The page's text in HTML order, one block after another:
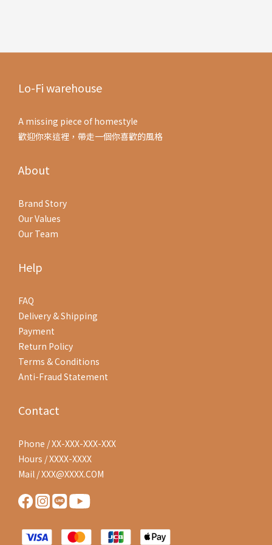
Lo-Fi warehouse
A missing piece of homestyle
歡迎你來這裡，帶走一個你喜歡的風格
About
Brand Story
Our Values
Our Team
Help
FAQ
Delivery & Shipping
Payment
Return Policy
Terms & Conditions
Anti-Fraud Statement
Contact
Phone / XX-XXX-XXX-XXX
Hours / XXXX-XXXX
Mail / XXX@XXXX.COM